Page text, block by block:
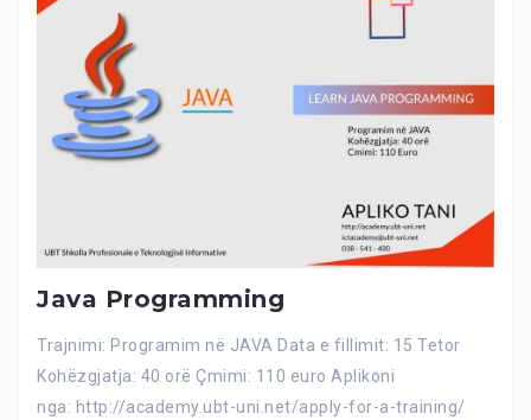
Java Programming
Trajnimi: Programim në JAVA Data e fillimit: 15 Tetor
Kohëzgjatja: 40 orë Çmimi: 110 euro Aplikoni
nga: http://academy.ubt-uni.net/apply-for-a-training/